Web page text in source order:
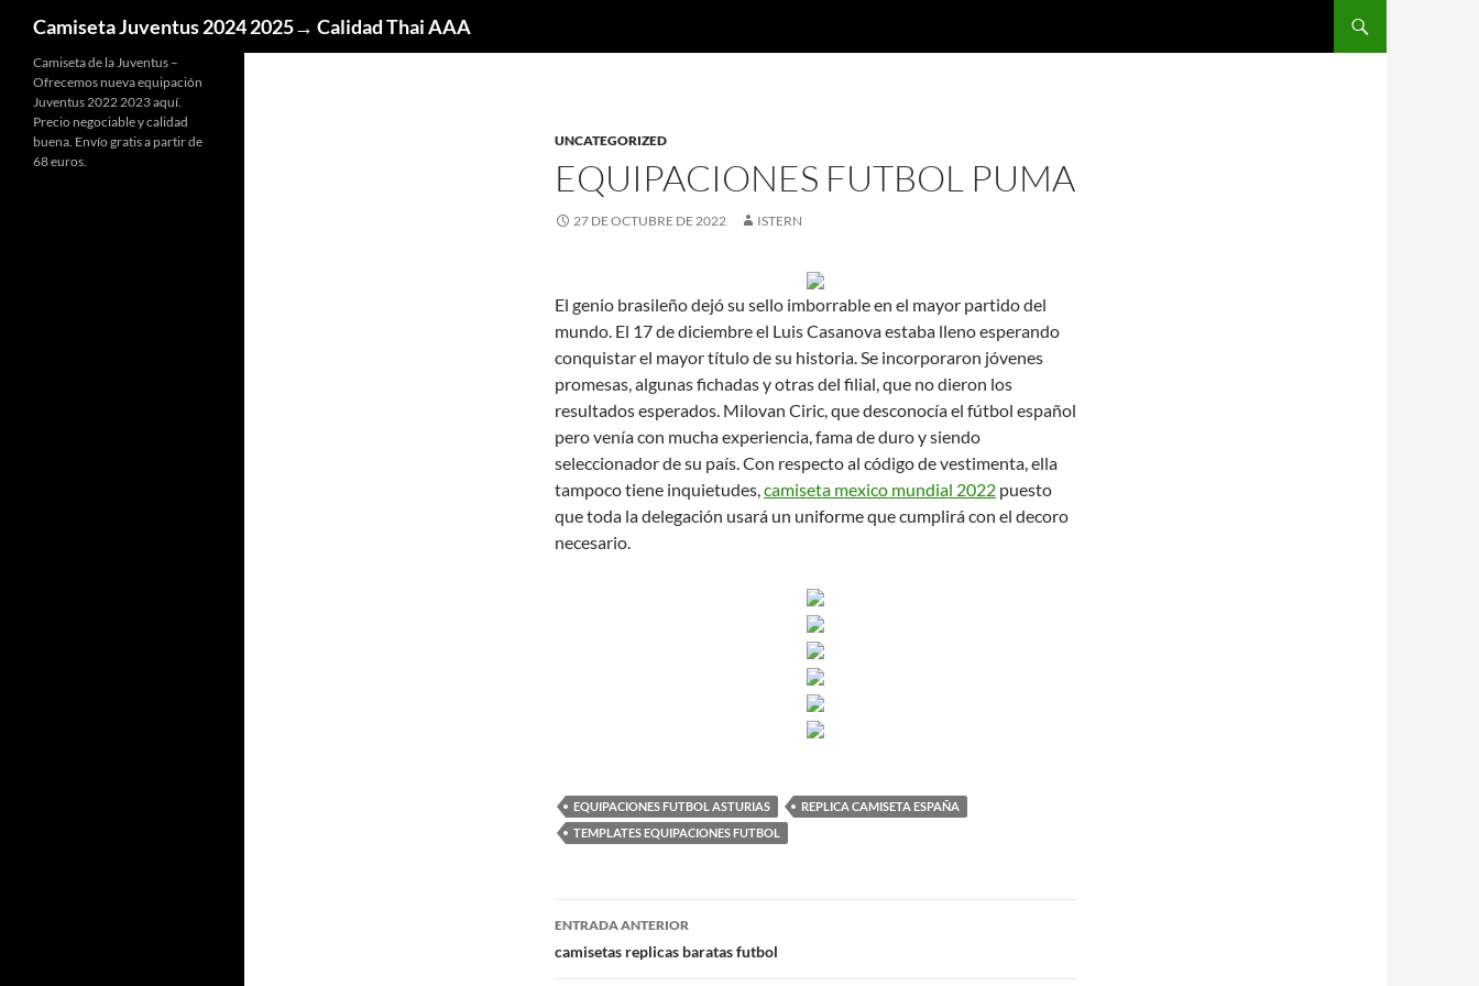
Camiseta Juventus 2024 2025→ Calidad Thai AAA
UNCATEGORIZED
EQUIPACIONES FUTBOL PUMA
27 DE OCTUBRE DE 2022 ISTERN
El genio brasileño dejó su sello imborrable en el mayor partido del
mundo. El 17 de diciembre el Luis Casanova estaba lleno esperando
conquistar el mayor título de su historia. Se incorporaron jóvenes
promesas, algunas fichadas y otras del filial, que no dieron los
resultados esperados. Milovan Ciric, que desconocía el fútbol español
pero venía con mucha experiencia, fama de duro y siendo
seleccionador de su país. Con respecto al código de vestimenta, ella
tampoco tiene inquietudes,camiseta mexico mundial 2022 puesto
que toda la delegación usará un uniforme que cumplirá con el decoro
necesario.
EQUIPACIONES FUTBOL ASTURIAS
REPLICA CAMISETA ESPAÑA
TEMPLATES EQUIPACIONES FUTBOL
Navegación
de
ENTRADA ANTERIOR
camisetas replicas baratas futbol
Camiseta de la Juventus –
Ofrecemos nueva equipación
Juventus 2022 2023 aquí.
Precio negociable y calidad
buena. Envío gratis a partir de
68 euros.